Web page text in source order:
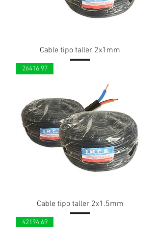
Cable tipo taller 2x1mm
26416.97
Cable tipo taller 2x1.5mm
42194.69